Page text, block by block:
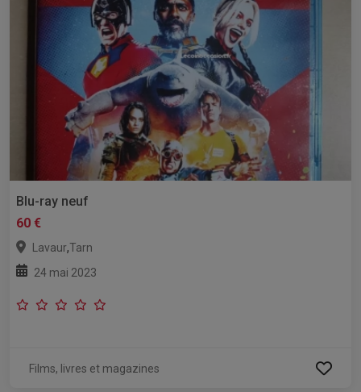
Blu-ray neuf
60 €
Lavaur,Tarn
24 mai 2023
Films, livres et magazines